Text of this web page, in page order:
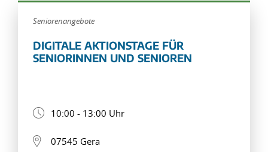
Seniorenangebote
DIGITALE AKTIONSTAGE FÜR
SENIORINNEN UND SENIOREN
10:00 - 13:00 Uhr
07545 Gera